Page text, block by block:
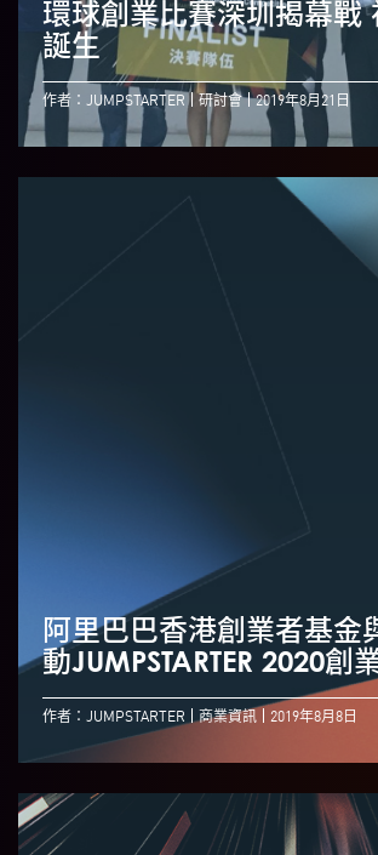
環球創業比賽深圳揭幕戰
誕生
作者：JUMPSTARTER 研討會 2019年8月21日
阿里巴巴香港創業者基金
動JUMPSTARTER 2020創
作者：JUMPSTARTER 商業資訊 2019年8月8日